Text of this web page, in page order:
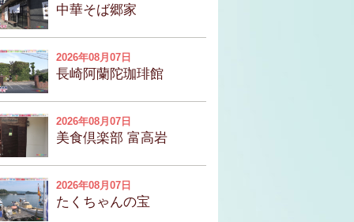
中華そば郷家
2026年08月07日
長崎阿蘭陀珈琲館
2026年08月07日
美食倶楽部 富高岩
2026年08月07日
たくちゃんの宝